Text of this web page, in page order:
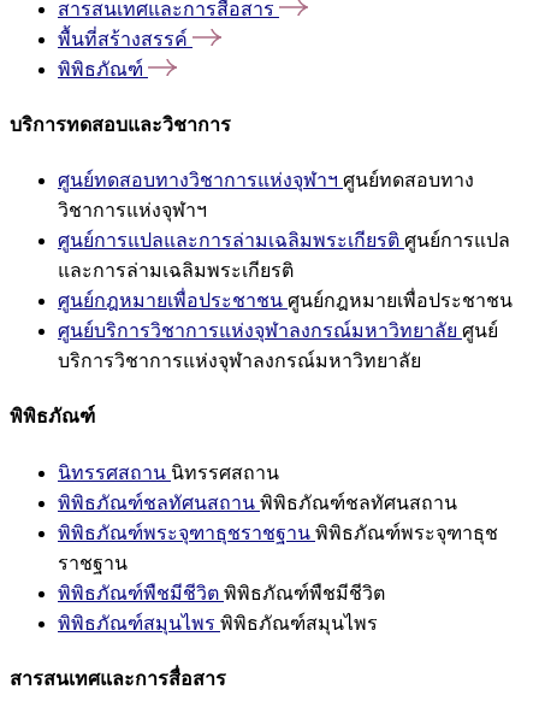
สารสนเทศและการสื่อสาร
พื้นที่สร้างสรรค์
พิพิธภัณฑ์
บริการทดสอบและวิชาการ
ศูนย์ทดสอบทางวิชาการแห่งจุฬาฯ ศูนย์ทดสอบทาง
วิชาการแห่งจุฬาฯ
ศูนย์การแปลและการล่ามเฉลิมพระเกียรติ ศูนย์การแปล
และการล่ามเฉลิมพระเกียรติ
ศูนย์กฎหมายเพื่อประชาชน ศูนย์กฎหมายเพื่อประชาชน
ศูนย์บริการวิชาการแห่งจุฬาลงกรณ์มหาวิทยาลัย ศูนย์
บริการวิชาการแห่งจุฬาลงกรณ์มหาวิทยาลัย
พิพิธภัณฑ์
นิทรรศสถาน นิทรรศสถาน
พิพิธภัณฑ์ชลทัศนสถาน พิพิธภัณฑ์ชลทัศนสถาน
พิพิธภัณฑ์พระจุฑาธุชราชฐาน พิพิธภัณฑ์พระจุฑาธุช
ราชฐาน
พิพิธภัณฑ์พืชมีชีวิต พิพิธภัณฑ์พืชมีชีวิต
พิพิธภัณฑ์สมุนไพร พิพิธภัณฑ์สมุนไพร
สารสนเทศและการสื่อสาร